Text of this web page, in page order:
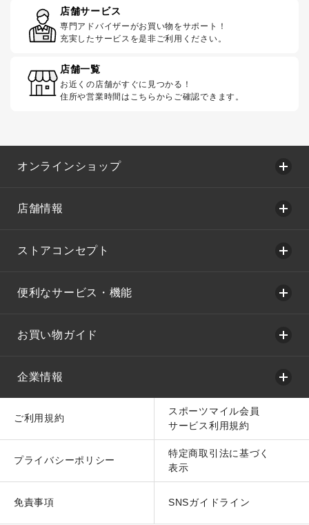
店舗サービス
専門アドバイザーがお買い物をサポート！
充実したサービスを是非ご利用ください。
店舗一覧
お近くの店舗がすぐに見つかる！
住所や営業時間はこちらからご確認できます。
オンラインショップ
店舗情報
ストアコンセプト
便利なサービス・機能
お買い物ガイド
企業情報
ご利用規約
スポーツマイル会員
サービス利用規約
プライバシーポリシー
特定商取引法に基づく
表示
免責事項 SNSガイドライン